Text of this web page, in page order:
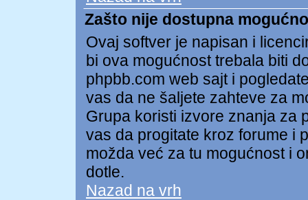
Zašto nije dostupna
Ovaj softver je napisan i
bi ova mogućnost trebala biti
phpbb.com web sajt i
vas da ne šaljete zahteve za
Grupa koristi izvore znanja za
vas da progitate kroz forume i
možda već za tu mogućnost i
dotle.
Nazad na vrh